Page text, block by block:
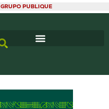
GRUPO PUBLIQUE